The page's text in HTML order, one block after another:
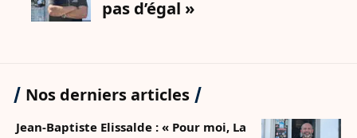
Nos derniers articles
Jean-Baptiste Elissalde : « Pour moi, La